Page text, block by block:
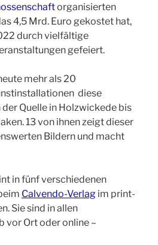
organisierten
4,5 Mrd. Euro gekostet hat,
durch vielfältige
gefeiert.
mehr als 20
diese
Quelle in Holzwickede bis
13 von ihnen zeigt dieser
Bildern und macht
in fünf verschiedenen
Calvendo-Verlag im print-
Sie sind in allen
vor Ort oder online –